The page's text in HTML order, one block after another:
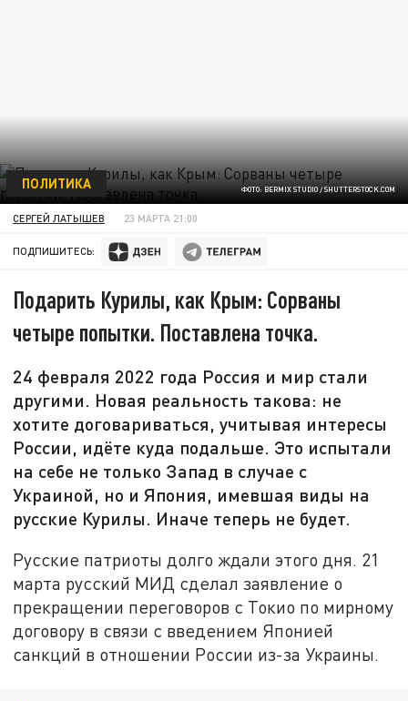
ФОТО: BERMIX STUDIO / SHUTTERSTOCK.COM
ПОЛИТИКА
СЕРГЕЙ ЛАТЫШЕВ 23 МАРТА 21:00
ПОДПИШИТЕСЬ:
Подарить Курилы, как Крым: Сорваны
четыре попытки. Поставлена точка.
24 февраля 2022 года Россия и мир стали
другими. Новая реальность такова: не
хотите договариваться, учитывая интересы
России, идёте куда подальше. Это испытали
на себе не только Запад в случае с
Украиной, но и Япония, имевшая виды на
русские Курилы. Иначе теперь не будет.
Русские патриоты долго ждали этого дня. 21
марта русский МИД сделал заявление о
прекращении переговоров с Токио по мирному
договору в связи с введением Японией
санкций в отношении России из-за Украины.